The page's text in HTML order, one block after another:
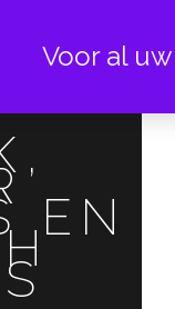
EN
Voor al